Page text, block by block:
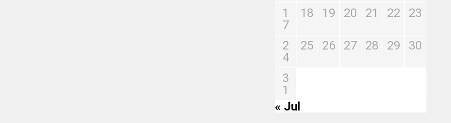
1
7
18 19 20 21 22 23
2
4
25 26 27 28 29 30
3
1
« Jul